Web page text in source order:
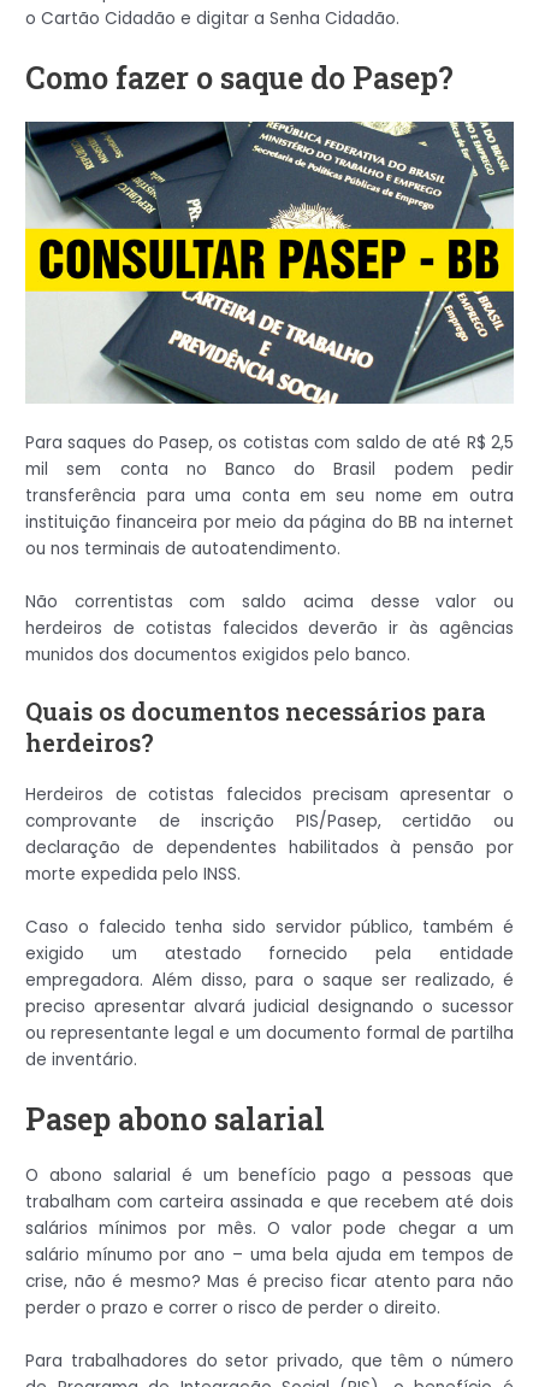
o Cartão Cidadão e digitar a Senha Cidadão.
Como fazer o saque do Pasep?
Para saques do Pasep, os cotistas com saldo de até R$ 2,5
mil sem conta no Banco do Brasil podem pedir
transferência para uma conta em seu nome em outra
instituição financeira por meio da página do BB na internet
ou nos terminais de autoatendimento.
Não correntistas com saldo acima desse valor ou
herdeiros de cotistas falecidos deverão ir às agências
munidos dos documentos exigidos pelo banco.
Quais os documentos necessários para
herdeiros?
Herdeiros de cotistas falecidos precisam apresentar o
comprovante de inscrição PIS/Pasep, certidão ou
declaração de dependentes habilitados à pensão por
morte expedida pelo INSS.
Caso o falecido tenha sido servidor público, também é
exigido um atestado fornecido pela entidade
empregadora. Além disso, para o saque ser realizado, é
preciso apresentar alvará judicial designando o sucessor
ou representante legal e um documento formal de partilha
de inventário.
Pasep abono salarial
O abono salarial é um benefício pago a pessoas que
trabalham com carteira assinada e que recebem até dois
salários mínimos por mês. O valor pode chegar a um
salário mínumo por ano – uma bela ajuda em tempos de
crise, não é mesmo? Mas é preciso ficar atento para não
perder o prazo e correr o risco de perder o direito.
Para trabalhadores do setor privado, que têm o número